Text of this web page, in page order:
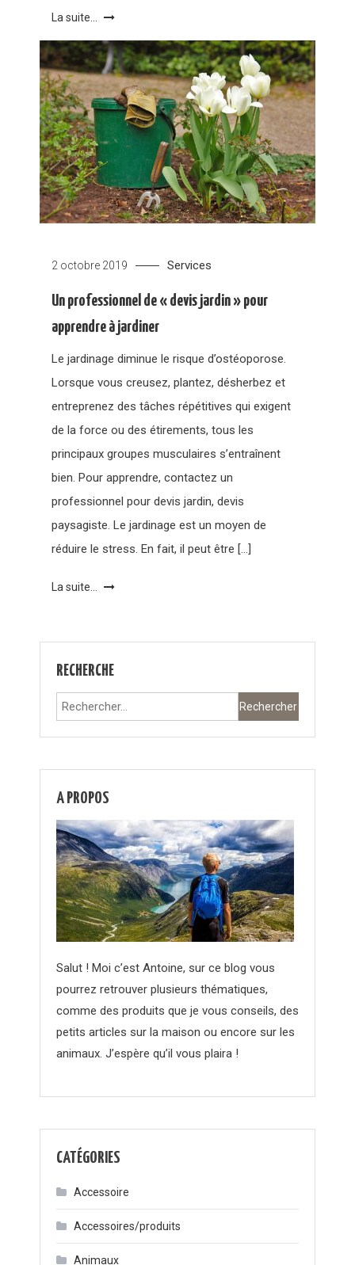
La suite...
2 octobre 2019 Services
Un professionnel de « devis jardin » pour
apprendre à jardiner
Le jardinage diminue le risque d’ostéoporose.
Lorsque vous creusez, plantez, désherbez et
entreprenez des tâches répétitives qui exigent
de la force ou des étirements, tous les
principaux groupes musculaires s’entraînent
bien. Pour apprendre, contactez un
professionnel pour devis jardin, devis
paysagiste. Le jardinage est un moyen de
réduire le stress. En fait, il peut être […]
La suite...
RECHERCHE
Rechercher :
A PROPOS
Salut ! Moi c’est Antoine, sur ce blog vous
pourrez retrouver plusieurs thématiques,
comme des produits que je vous conseils, des
petits articles sur la maison ou encore sur les
animaux. J’espère qu’il vous plaira !
CATÉGORIES
Accessoire
Accessoires/produits
Animaux